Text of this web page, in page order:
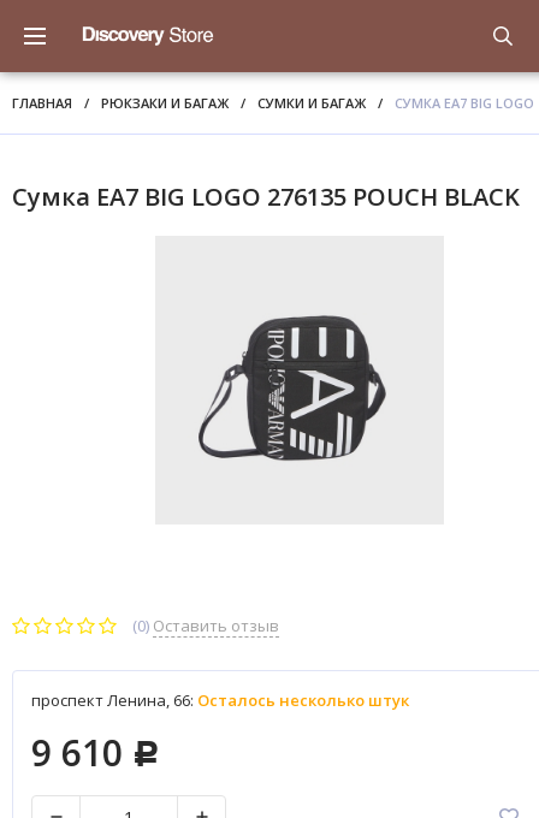
ГЛАВНАЯ / РЮКЗАКИ И БАГАЖ / СУМКИ И БАГАЖ / СУМКА EA7 BIG LOGO
Сумка EA7 BIG LOGO 276135 POUCH BLACK
(0) Оставить отзыв
проспект Ленина, 66: Осталось несколько штук
9 610 Р